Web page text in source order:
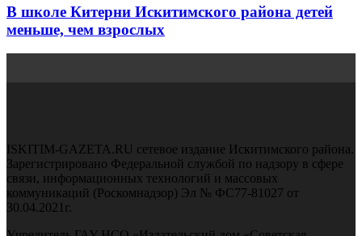
В школе Китерни Искитимского района детей
меньше, чем взрослых
ISKITIM-GAZETA.RU сетевое издание Искитимского района.
Зарегистрировано Федеральной службой по надзору в сфере
связи, информационных технологий и массовых
коммуникаций (Роскомнадзор) Эл № ФС77-81027 от
30.04.2021г.